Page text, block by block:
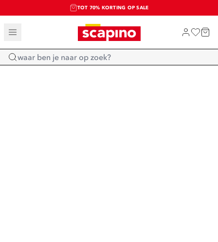
TOT 70% KORTING OP SALE
SALE: LAATSTE KANS!
SHOP NIEUW
Home